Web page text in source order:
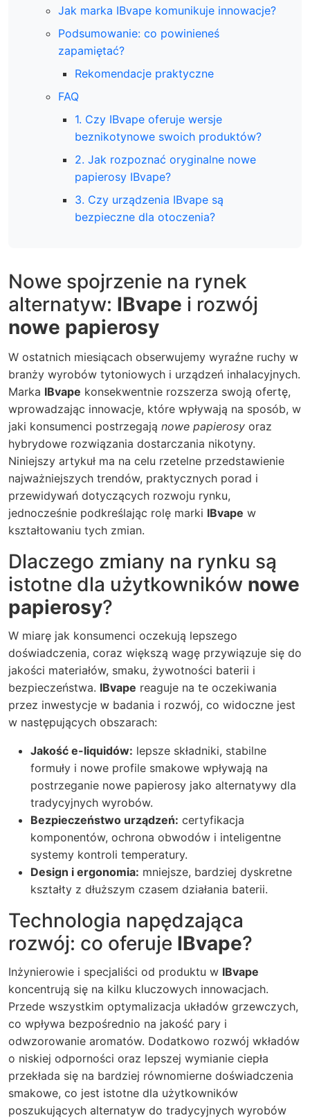
Jak marka IBvape komunikuje innowacje?
Podsumowanie: co powinieneś
zapamiętać?
Rekomendacje praktyczne
FAQ
1. Czy IBvape oferuje wersje
beznikotynowe swoich produktów?
2. Jak rozpoznać oryginalne nowe
papierosy IBvape?
3. Czy urządzenia IBvape są
bezpieczne dla otoczenia?
Nowe spojrzenie na rynek
alternatyw: IBvape i rozwój
nowe papierosy
W ostatnich miesiącach obserwujemy wyraźne ruchy w
branży wyrobów tytoniowych i urządzeń inhalacyjnych.
Marka IBvape konsekwentnie rozszerza swoją ofertę,
wprowadzając innowacje, które wpływają na sposób, w
jaki konsumenci postrzegają nowe papierosy oraz
hybrydowe rozwiązania dostarczania nikotyny.
Niniejszy artykuł ma na celu rzetelne przedstawienie
najważniejszych trendów, praktycznych porad i
przewidywań dotyczących rozwoju rynku,
jednocześnie podkreślając rolę marki IBvape w
kształtowaniu tych zmian.
Dlaczego zmiany na rynku są
istotne dla użytkowników nowe
papierosy?
W miarę jak konsumenci oczekują lepszego
doświadczenia, coraz większą wagę przywiązuje się do
jakości materiałów, smaku, żywotności baterii i
bezpieczeństwa. IBvape reaguje na te oczekiwania
przez inwestycje w badania i rozwój, co widoczne jest
w następujących obszarach:
Jakość e-liquidów: lepsze składniki, stabilne
formuły i nowe profile smakowe wpływają na
postrzeganie nowe papierosy jako alternatywy dla
tradycyjnych wyrobów.
Bezpieczeństwo urządzeń: certyfikacja
komponentów, ochrona obwodów i inteligentne
systemy kontroli temperatury.
Design i ergonomia: mniejsze, bardziej dyskretne
kształty z dłuższym czasem działania baterii.
Technologia napędzająca
rozwój: co oferuje IBvape?
Inżynierowie i specjaliści od produktu w IBvape
koncentrują się na kilku kluczowych innowacjach.
Przede wszystkim optymalizacja układów grzewczych,
co wpływa bezpośrednio na jakość pary i
odwzorowanie aromatów. Dodatkowo rozwój wkładów
o niskiej odporności oraz lepszej wymianie ciepła
przekłada się na bardziej równomierne doświadczenia
smakowe, co jest istotne dla użytkowników
poszukujących alternatyw do tradycyjnych wyrobów